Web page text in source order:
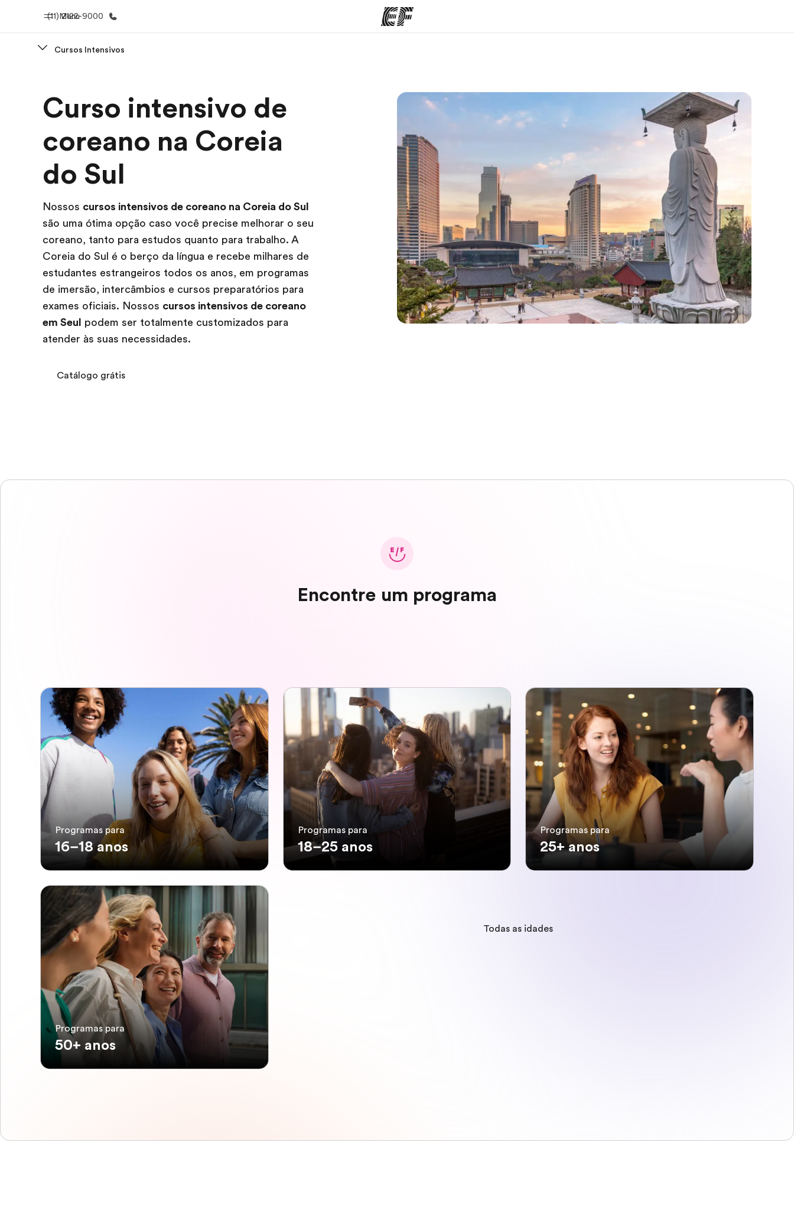
Menu
(11) 2122-9000
Bem-vindo à EF
Saiba tudo que
oferecemos
Encontre uma loja Junte-se a nós
Cursos Intensivos
Curso intensivo de
coreano na Coreia
do Sul
Nossos cursos intensivos de coreano na Coreia do Sul
são uma ótima opção caso você precise melhorar o seu
coreano, tanto para estudos quanto para trabalho. A
Coreia do Sul é o berço da língua e recebe milhares de
estudantes estrangeiros todos os anos, em programas
de imersão, intercâmbios e cursos preparatórios para
exames oficiais. Nossos cursos intensivos de coreano
em Seul podem ser totalmente customizados para
atender às suas necessidades.
Catálogo grátis
Encontre um programa
Programas para
16–18 anos
Programas para
18–25 anos
Programas para
25+ anos
Programas para
50+ anos
Todas as idades